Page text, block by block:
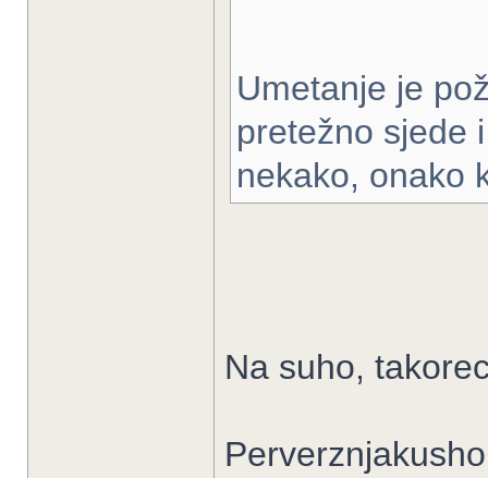
Umetanje je
pretežno sjede
nekako, onako
Na suho,